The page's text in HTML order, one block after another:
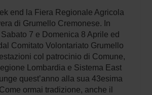
end la Fiera Regionale Agricola
di Grumello Cremonese. In
7 e Domenica 8 Aprile ed
Comitato Volontariato Grumello
col patrocinio di Comune,
Lombardia e Sistema East
quest’anno alla sua 43esima
ormai tradizione, anche il